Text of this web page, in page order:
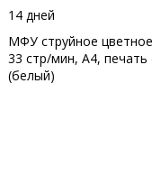
14 дней
МФУ струйное
33 стр/мин, А4,
(белый)